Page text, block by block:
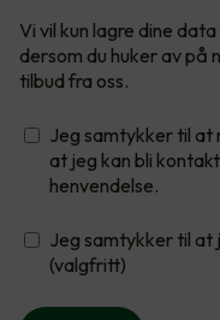
Vi vil kun lagre dine
dersom du huker av på
tilbud fra oss.
Jeg samtykker til at
at jeg kan bli
henvendelse.
Jeg samtykker til at
(valgfritt)